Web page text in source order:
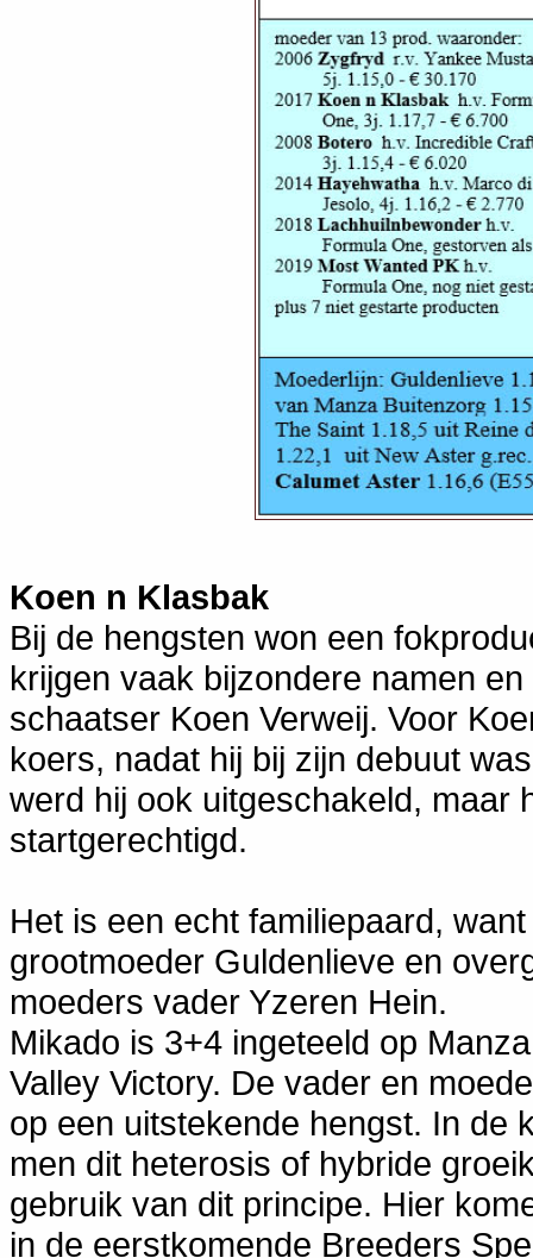
Koen n Klasbak
Bij de hengsten won een
krijgen vaak bijzondere namen
schaatser Koen Verweij. Voor
koers, nadat hij bij zijn debuut
werd hij ook uitgeschakeld, maar
startgerechtigd.
Het is een echt familiepaard,
grootmoeder Guldenlieve en
moeders vader Yzeren Hein.
Mikado is 3+4 ingeteeld op
Valley Victory. De vader en
op een uitstekende hengst. In de
men dit heterosis of hybride
gebruik van dit principe. Hier
in de eerstkomende Breeders